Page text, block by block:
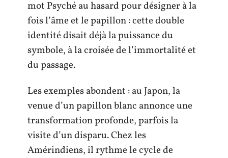
mot Psyché au hasard pour désigner à la
fois l’âme et le papillon : cette double
identité disait déjà la puissance du
symbole, à la croisée de l’immortalité et
du passage.
Les exemples abondent : au Japon, la
venue d’un papillon blanc annonce une
transformation profonde, parfois la
visite d’un disparu. Chez les
Amérindiens, il rythme le cycle de